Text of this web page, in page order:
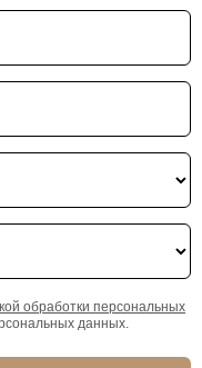
обработки персональных
данных.